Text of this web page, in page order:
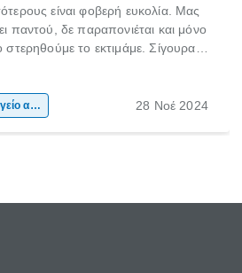
είναι φοβερή ευκολία. Μας
παντού, δε παραπονιέται και μόνο
στερηθούμε το εκτιμάμε. Σίγουρα
παρουσιαστεί μία βλάβη (ειδικά αν
σοβαρή) θα αναβάλουμε
συνεργείο αυτοκινήτου 28 Νοέ 2024